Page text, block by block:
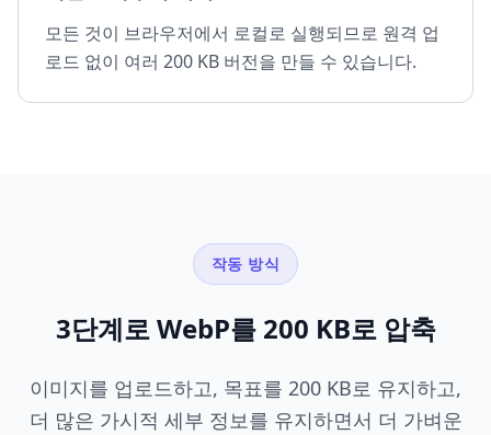
모든 것이 브라우저에서 로컬로 실행되므로 원격 업
로드 없이 여러 200 KB 버전을 만들 수 있습니다.
작동 방식
3단계로 WebP를 200 KB로 압축
이미지를 업로드하고, 목표를 200 KB로 유지하고,
더 많은 가시적 세부 정보를 유지하면서 더 가벼운